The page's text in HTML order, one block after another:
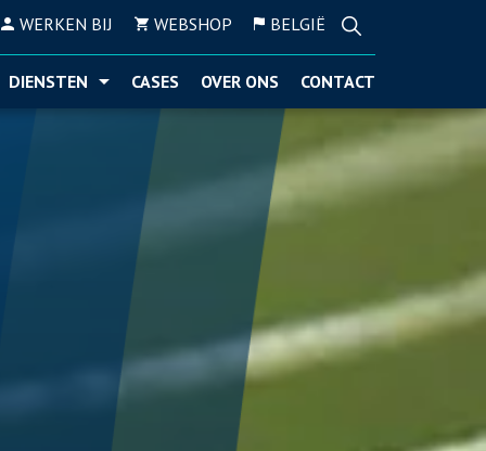
WERKEN BIJ WEBSHOP BELGIË
DIENSTEN CASES OVER ONS CONTACT